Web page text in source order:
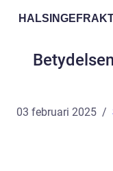
03 februari 2025